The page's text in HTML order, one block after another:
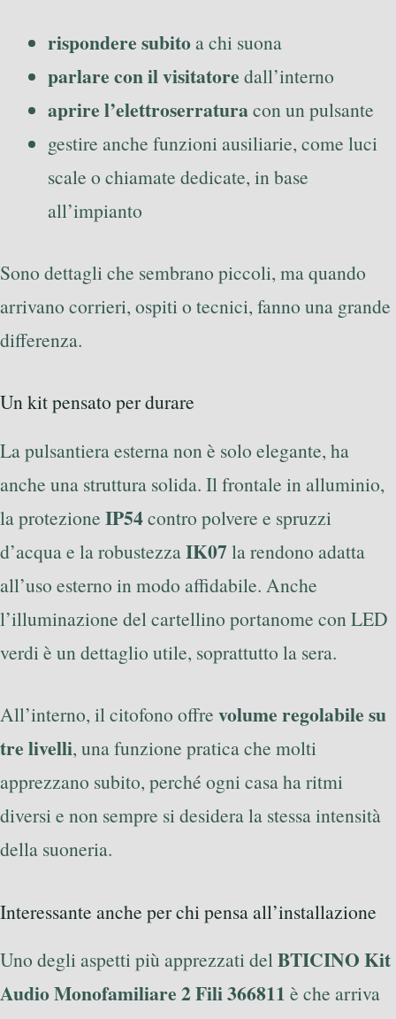
rispondere subitoa chi suona
parlare con il visitatore dall’interno
aprire l’elettroserraturacon un pulsante
gestire anche funzioni ausiliarie, come luci
scale o chiamate dedicate, in base
all’impianto
Sono dettagli che sembrano piccoli, ma quando
arrivano corrieri, ospiti o tecnici, fanno una grande
differenza.
Un kit pensato per durare
La pulsantiera esterna non è solo elegante, ha
anche una struttura solida. Il frontale in alluminio,
la protezione IP54contro polvere e spruzzi
d’acqua e la robustezzaIK07 la rendono adatta
all’uso esterno in modo affidabile. Anche
l’illuminazione del cartellino portanome con LED
verdi è un dettaglio utile, soprattutto la sera.
All’interno, il citofono offre volume regolabile su
tre livelli, una funzione pratica che molti
apprezzano subito, perché ogni casa ha ritmi
diversi e non sempre si desidera la stessa intensità
della suoneria.
Interessante anche per chi pensa all’installazione
Uno degli aspetti più apprezzati delBTICINO Kit
Audio Monofamiliare 2 Fili 366811 è che arriva